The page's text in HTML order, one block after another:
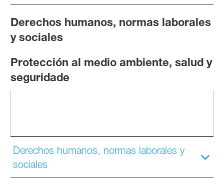
Derechos humanos, normas laborales
y sociales
Protección al medio ambiente, salud y
seguridade
Derechos humanos, normas laborales y
sociales